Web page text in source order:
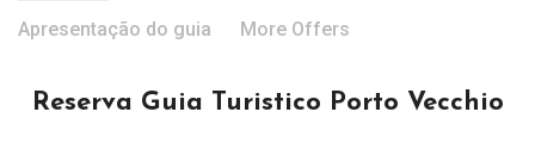
Apresentação do guia More Offers
Reserva Guia Turistico Porto Vecchio